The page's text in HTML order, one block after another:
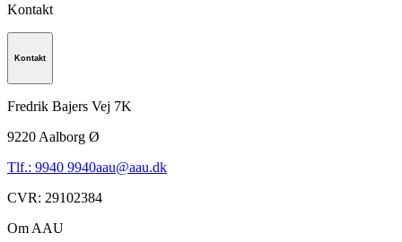
Kontakt
Kontakt
Fredrik Bajers Vej 7K
9220 Aalborg Ø
Tlf.: 9940 9940aau@aau.dk
CVR: 29102384
Om AAU